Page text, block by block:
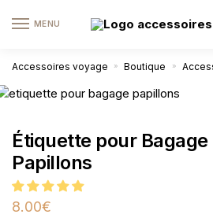
MENU
Accessoires voyage » Boutique »
Étiquette pour Bagage
Papillons
8.00€